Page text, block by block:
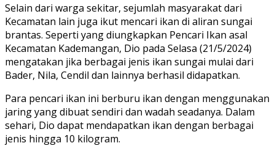
Selain dari warga sekitar, sejumlah masyarakat dari
Kecamatan lain juga ikut mencari ikan di aliran sungai
brantas. Seperti yang diungkapkan Pencari Ikan asal
Kecamatan Kademangan, Dio pada Selasa (21/5/2024)
mengatakan jika berbagai jenis ikan sungai mulai dari
Bader, Nila, Cendil dan lainnya berhasil didapatkan.
Para pencari ikan ini berburu ikan dengan menggunakan
jaring yang dibuat sendiri dan wadah seadanya. Dalam
sehari, Dio dapat mendapatkan ikan dengan berbagai
jenis hingga 10 kilogram.